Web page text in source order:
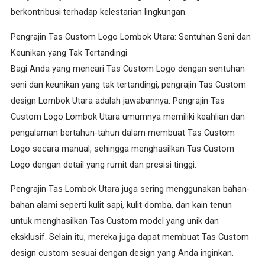
berkontribusi terhadap kelestarian lingkungan.
Pengrajin Tas Custom Logo Lombok Utara: Sentuhan Seni dan
Keunikan yang Tak Tertandingi
Bagi Anda yang mencari Tas Custom Logo dengan sentuhan
seni dan keunikan yang tak tertandingi, pengrajin Tas Custom
design Lombok Utara adalah jawabannya. Pengrajin Tas
Custom Logo Lombok Utara umumnya memiliki keahlian dan
pengalaman bertahun-tahun dalam membuat Tas Custom
Logo secara manual, sehingga menghasilkan Tas Custom
Logo dengan detail yang rumit dan presisi tinggi.
Pengrajin Tas Lombok Utara juga sering menggunakan bahan-
bahan alami seperti kulit sapi, kulit domba, dan kain tenun
untuk menghasilkan Tas Custom model yang unik dan
eksklusif. Selain itu, mereka juga dapat membuat Tas Custom
design custom sesuai dengan design yang Anda inginkan.